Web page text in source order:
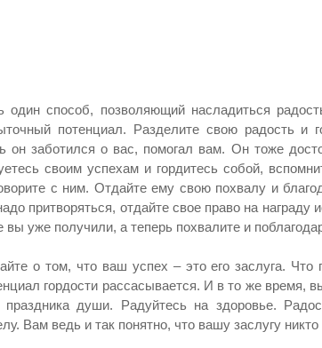
один способ, позволяющий насладиться
потенциал. Разделите свою радость и
он заботился о вас, помогал вам. Он тоже
своим успехам и гордитесь собой,
с ним. Отдайте ему свою похвалу и
притворяться, отдайте свое право на награду
вы уже получили, а теперь похвалите и
о том, что ваш успех – это его заслуга.
гордости рассасывается. И в то же время,
праздника души. Радуйтесь на здоровье.
Вам ведь и так понятно, что вашу заслугу никто